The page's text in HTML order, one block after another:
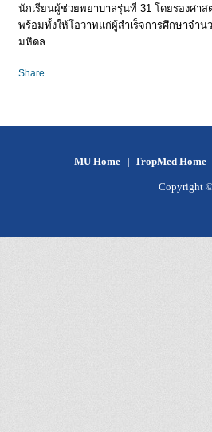
นักเรียนผู้ช่วยพยาบาลรุ่นที่ 31 โดยรองศา
พร้อมทั้งให้โอวาทแก่ผู้สำเร็จการศึกษาจำ
มหิดล
Share
MU Home | TropMed Home
Copyright